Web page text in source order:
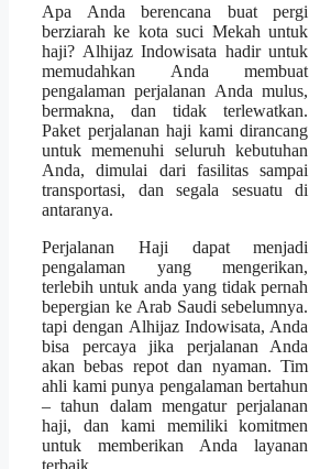
Apa Anda berencana buat pergi
berziarah ke kota suci Mekah untuk
haji? Alhijaz Indowisata hadir untuk
memudahkan Anda membuat
pengalaman perjalanan Anda mulus,
bermakna, dan tidak terlewatkan.
Paket perjalanan haji kami dirancang
untuk memenuhi seluruh kebutuhan
Anda, dimulai dari fasilitas sampai
transportasi, dan segala sesuatu di
antaranya.
Perjalanan Haji dapat menjadi
pengalaman yang mengerikan,
terlebih untuk anda yang tidak pernah
bepergian ke Arab Saudi sebelumnya.
tapi dengan Alhijaz Indowisata, Anda
bisa percaya jika perjalanan Anda
akan bebas repot dan nyaman. Tim
ahli kami punya pengalaman bertahun
– tahun dalam mengatur perjalanan
haji, dan kami memiliki komitmen
untuk memberikan Anda layanan
terbaik.